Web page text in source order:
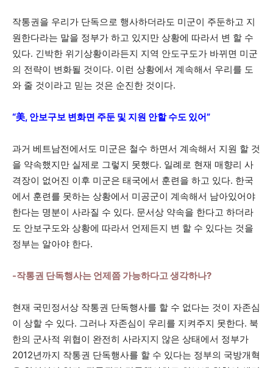
작통권을 우리가 단독으로 행사하더라도 미군이 주둔하고 지
원한다라는 말을 정부가 하고 있지만 상황에 따라서 변 할 수
있다. 긴박한 위기상황이라든지 지역 안도구도가 바뀌면 미군
의 전략이 변화될 것이다. 이런 상황에서 계속해서 우리를 도
와 줄 것이라고 믿는 것은 순진한 것이다.
“美, 안보구보 변화면 주둔 및 지원 안할 수도 있어”
과거 베트남전에서도 미군은 철수 하면서 계속해서 지원 할 것
을 약속했지만 실제로 그렇지 못했다. 일례로 현재 매향리 사
격장이 없어진 이후 미군은 태국에서 훈련을 하고 있다. 한국
에서 훈련를 못하는 상황에서 미공군이 계속해서 남아있어야
한다는 명분이 사라질 수 있다. 문서상 약속을 한다고 하더라
도 안보구도와 상황에 따라서 언제든지 변 할 수 있다는 것을
정부는 알아야 한다.
-작통권 단독행사는 언제쯤 가능하다고 생각하나?
현재 국민정서상 작통권 단독행사를 할 수 없다는 것이 자존심
이 상할 수 있다. 그러나 자존심이 우리를 지켜주지 못한다. 북
한의 군사적 위협이 완전히 사라지지 않은 상태에서 정부가
2012년까지 작통권 단독행사를 할 수 있다는 정부의 국방개혁